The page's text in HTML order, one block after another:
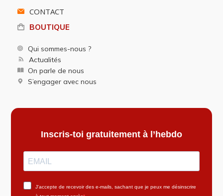
CONTACT
BOUTIQUE
Qui sommes-nous ?
Actualités
On parle de nous
S’engager avec nous